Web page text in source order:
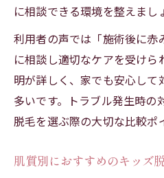
に相談できる環境を整えまし
利用者の声では「施術後に赤
に相談し適切なケアを受け
明が詳しく、家でも安心し
多いです。トラブル発生時の
脱毛を選ぶ際の大切な比較ポ
肌質別におすすめのキッズ